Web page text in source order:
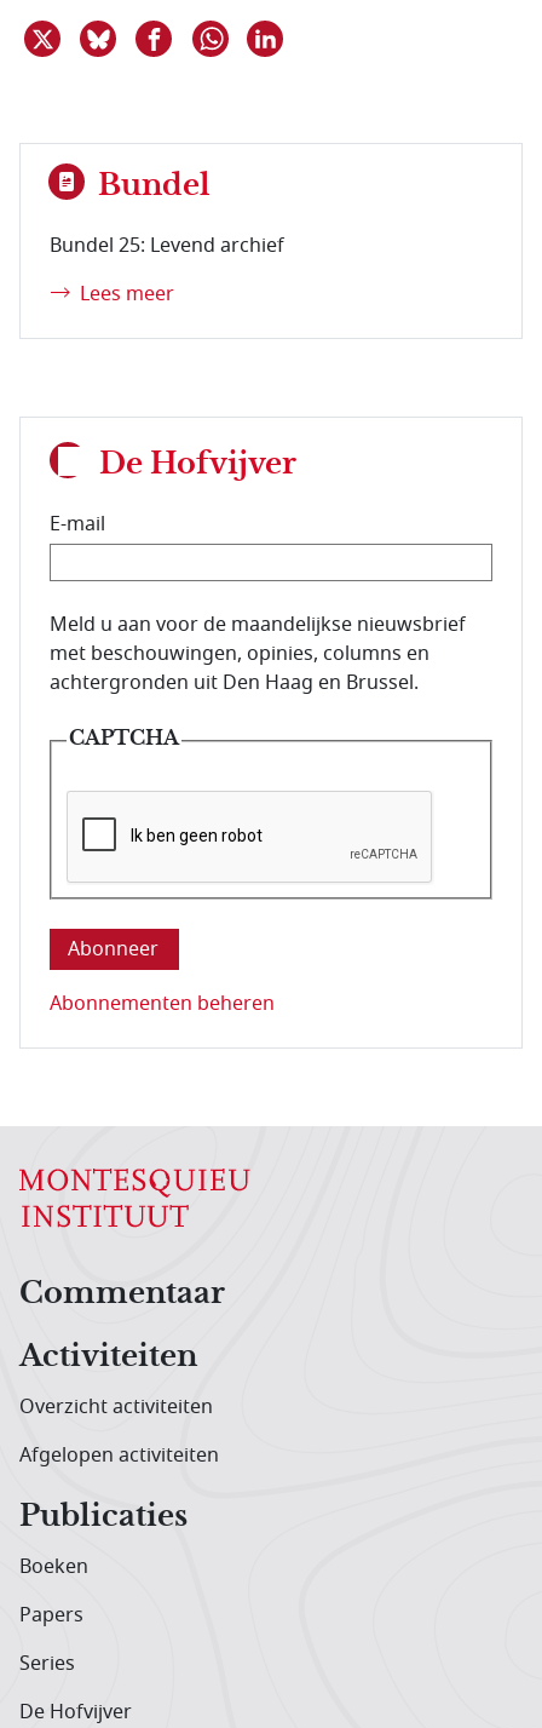
Deel dit item op X
Deel dit item op Bluesky
Deel dit item op Facebook
Delen via WhatsApp
Bundel
Bundel 25: Levend archief
Lees meer
De Hofvijver
E-mail
E-mailadres van de abonnee.
Meld u aan voor de maandelijkse nieuwsbrief
met beschouwingen, opinies, columns en
achtergronden uit Den Haag en Brussel.
CAPTCHA
Deze vraag is om te controleren dat u een mens
Abonnementen beheren
Hoofdnavigatiemenu
Commentaar
Activiteiten
Overzicht activiteiten
Afgelopen activiteiten
Publicaties
Boeken
Papers
Series
De Hofvijver